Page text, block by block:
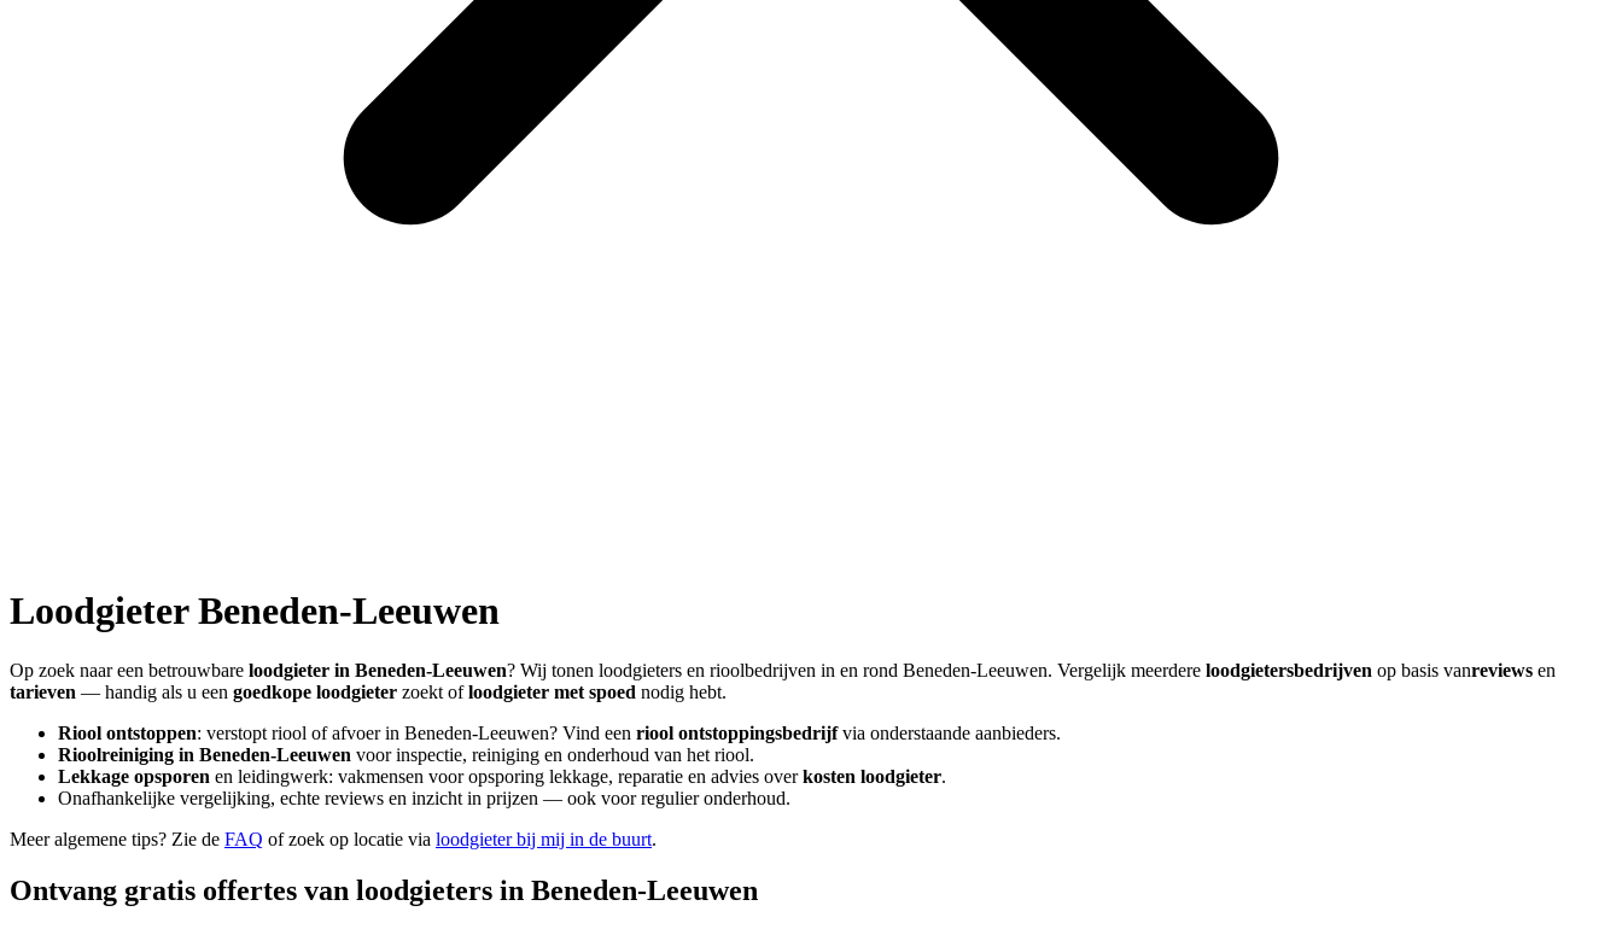
LoodgieterBeneden-Leeuwen
Op zoek naar een betrouwbare loodgieter in Beneden-Leeuwen? Wij tonen loodgieters en rioolbedrijven in en rond Beneden-Leeuwen. Vergelijk meerdere loodgietersbedrijven op basis vanreviews en
tarieven — handig als u een goedkope loodgieter zoekt ofloodgieter met spoed nodig hebt.
Riool ontstoppen: verstopt riool of afvoer in Beneden-Leeuwen? Vind een riool ontstoppingsbedrijfvia onderstaande aanbieders.
Rioolreiniging in Beneden-Leeuwen voor inspectie, reiniging en onderhoud van het riool.
Lekkage opsporen en leidingwerk: vakmensen voor opsporing lekkage, reparatie en advies overkosten loodgieter.
Onafhankelijke vergelijking, echte reviews en inzicht in prijzen — ook voor regulier onderhoud.
Meer algemene tips? Zie de FAQ of zoek op locatie via loodgieter bij mij in de buurt.
Ontvang gratis offertes van loodgieters in Beneden-Leeuwen